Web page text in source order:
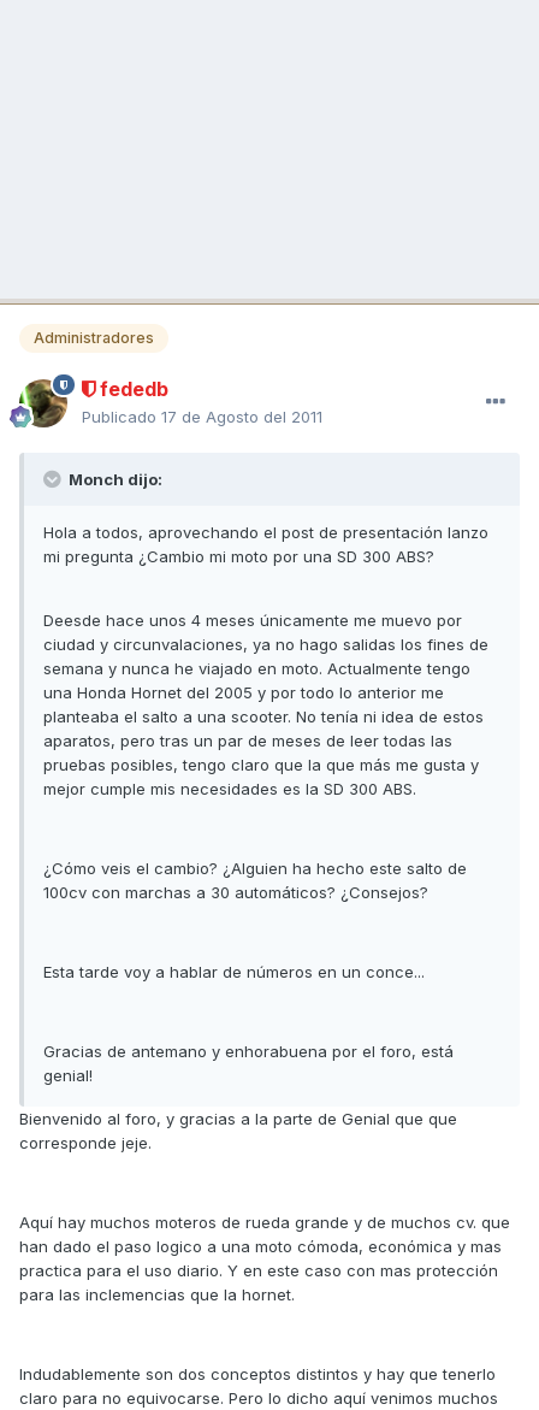
Administradores
fededb
Publicado 17 de Agosto del 2011
Monch dijo:
Hola a todos, aprovechando el post de presentación lanzo
mi pregunta ¿Cambio mi moto por una SD 300 ABS?
Deesde hace unos 4 meses únicamente me muevo por
ciudad y circunvalaciones, ya no hago salidas los fines de
semana y nunca he viajado en moto. Actualmente tengo
una Honda Hornet del 2005 y por todo lo anterior me
planteaba el salto a una scooter. No tenía ni idea de estos
aparatos, pero tras un par de meses de leer todas las
pruebas posibles, tengo claro que la que más me gusta y
mejor cumple mis necesidades es la SD 300 ABS.
¿Cómo veis el cambio? ¿Alguien ha hecho este salto de
100cv con marchas a 30 automáticos? ¿Consejos?
Esta tarde voy a hablar de números en un conce...
Gracias de antemano y enhorabuena por el foro, está
genial!
Bienvenido al foro, y gracias a la parte de Genial que que
corresponde jeje.
Aquí hay muchos moteros de rueda grande y de muchos cv. que
han dado el paso logico a una moto cómoda, económica y mas
practica para el uso diario. Y en este caso con mas protección
para las inclemencias que la hornet.
Indudablemente son dos conceptos distintos y hay que tenerlo
claro para no equivocarse. Pero lo dicho aquí venimos muchos